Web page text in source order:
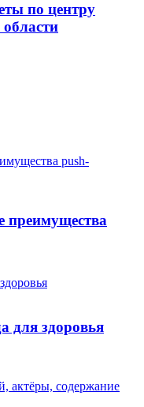
по центру
преимущества
для здоровья